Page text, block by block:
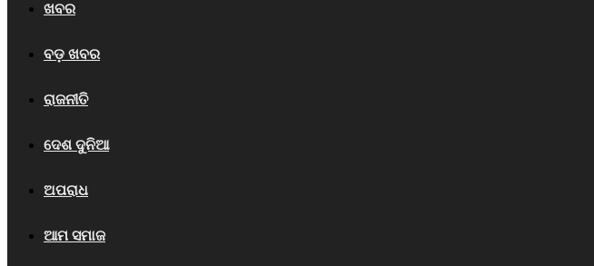
ଖବର
ବଡ଼ ଖବର
ରାଜନୀତି
ଦେଶ ଦୁନିଆ
ଅପରାଧ
ଆମ ସମାଜ